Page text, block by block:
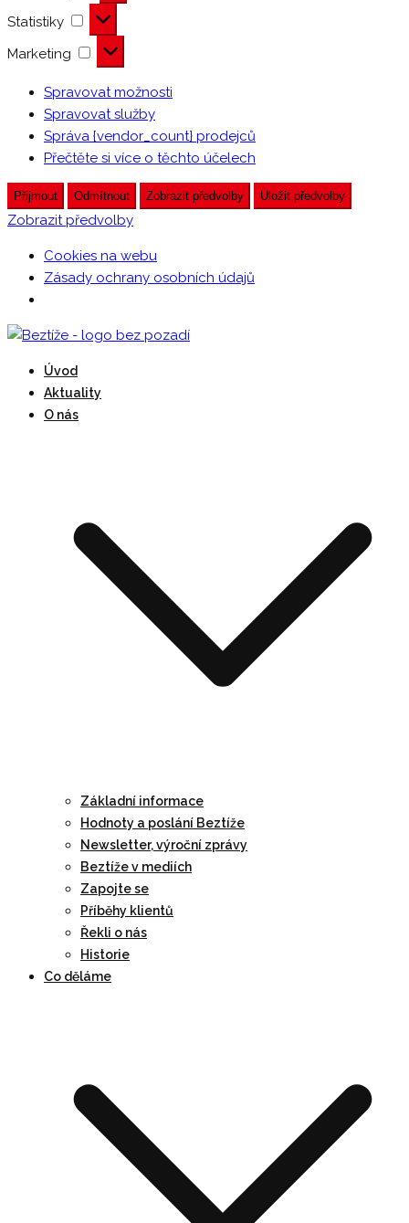
Statistiky Statistiky
Marketing Marketing
Spravovat možnosti
Spravovat služby
Správa {vendor_count} prodejců
Přečtěte si více o těchto účelech
Přijmout Odmítnout Zobrazit předvolby Uložit předvolby
Zobrazit předvolby
Cookies na webu
Zásady ochrany osobních údajů
Přeskočit
obsah
Beztíže
Beztíži provozuje DDM Praha 3 – Ulita
Úvod
Aktuality
O nás
Základní informace
Hodnoty a poslání Beztíže
Newsletter, výroční zprávy
Beztíže v mediích
Zapojte se
Příběhy klientů
Řekli o nás
Historie
Co děláme